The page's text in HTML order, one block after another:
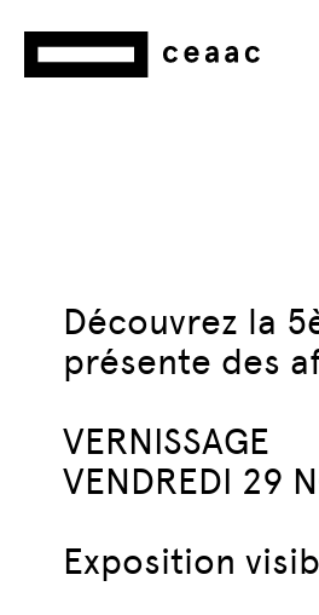
Découvrez la
présente des
VERNISSAGE
VENDREDI 29
Exposition